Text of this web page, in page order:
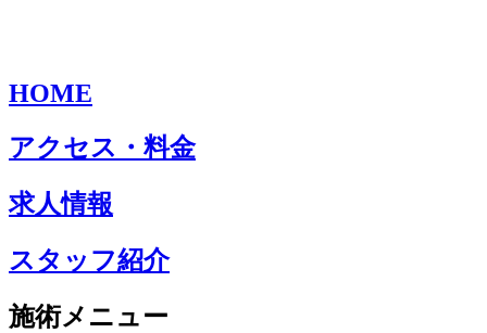
HOME
アクセス・料金
求人情報
スタッフ紹介
施術メニュー